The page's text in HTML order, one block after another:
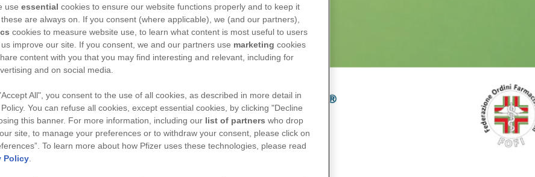
use essential cookies to ensure our website functions properly and to keep it
are always on. If you consent (where applicable), we (and our partners),
cookies to measure website use, to learn what content is most useful to users
improve our site. If you consent, we and our partners use marketing cookies
content with you that you may find interesting and relevant, including for
and on social media.
All", you consent to the use of all cookies, as described in more detail in
You can refuse all cookies, except essential cookies, by clicking "Decline
this banner. For more information, including our list of partners who drop
site, to manage your preferences or to withdraw your consent, please click on
To learn more about how Pfizer uses these technologies, please read
Policy.